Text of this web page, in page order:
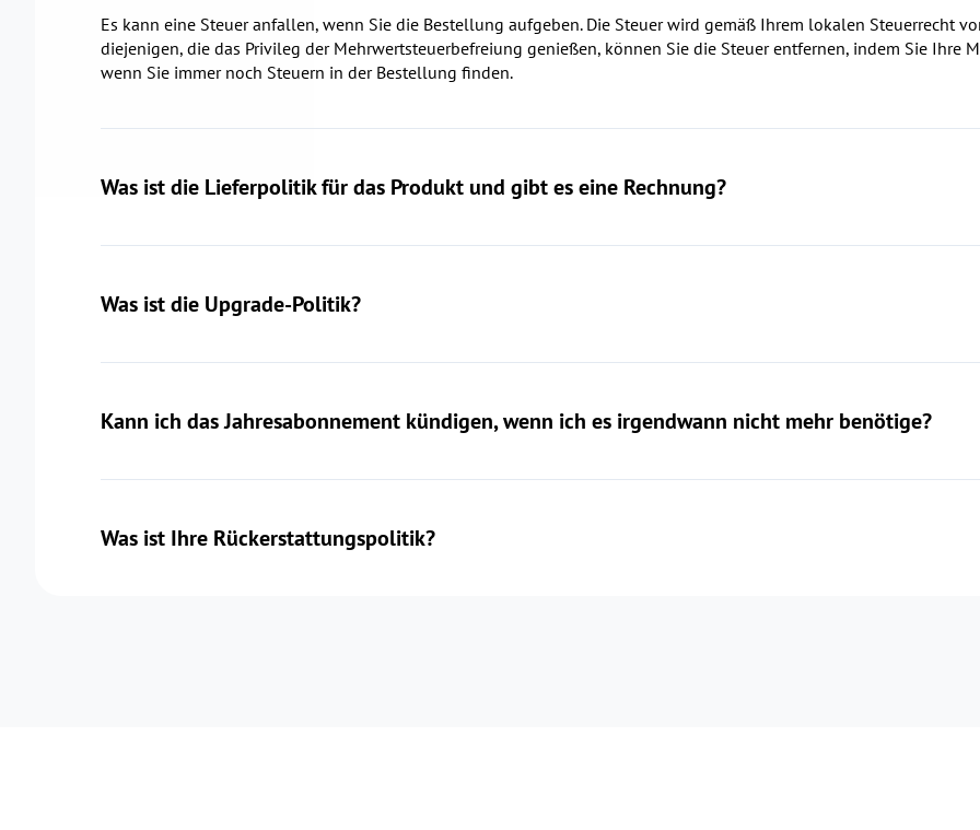
Es kann eine Steuer anfallen, wenn Sie die Bestellung aufgeben. Die Steuer wird gemäß Ihrem lokalen Steuerrecht
diejenigen, die das Privileg der Mehrwertsteuerbefreiung genießen, können Sie die Steuer entfernen, indem Sie Ihre
wenn Sie immer noch Steuern in der Bestellung finden.
Was ist die Lieferpolitik für das Produkt und gibt es eine Rechnung?
Was ist die Upgrade-Politik?
Kann ich das Jahresabonnement kündigen, wenn ich es irgendwann nicht mehr benötige?
Was ist Ihre Rückerstattungspolitik?